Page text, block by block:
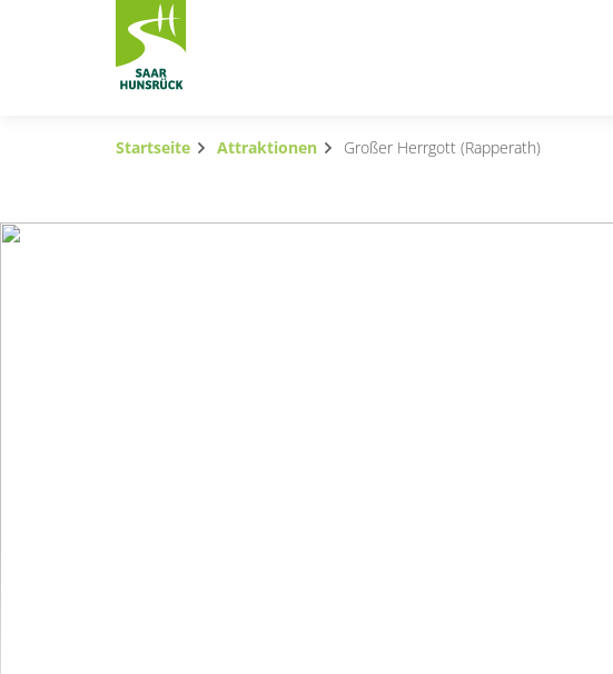
Zum Hauptinhalt springen
Subnavigation umschalten
Startseite Attraktionen Großer Herrgott (Rapperath)